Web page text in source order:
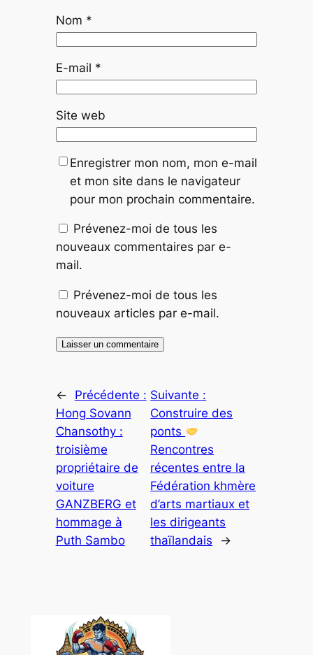
Nom *
E-mail *
Site web
Enregistrer mon nom, mon e-mail
et mon site dans le navigateur
pour mon prochain commentaire.
Prévenez-moi de tous les
nouveaux commentaires par e-
mail.
Prévenez-moi de tous les
nouveaux articles par e-mail.
←
Précédente :
Hong Sovann
Chansothy :
troisième
propriétaire de
voiture
GANZBERG et
hommage à
Puth Sambo
Suivante :
Construire des
ponts
Rencontres
récentes entre la
Fédération khmère
d’arts martiaux et
les dirigeants
thaïlandais
→